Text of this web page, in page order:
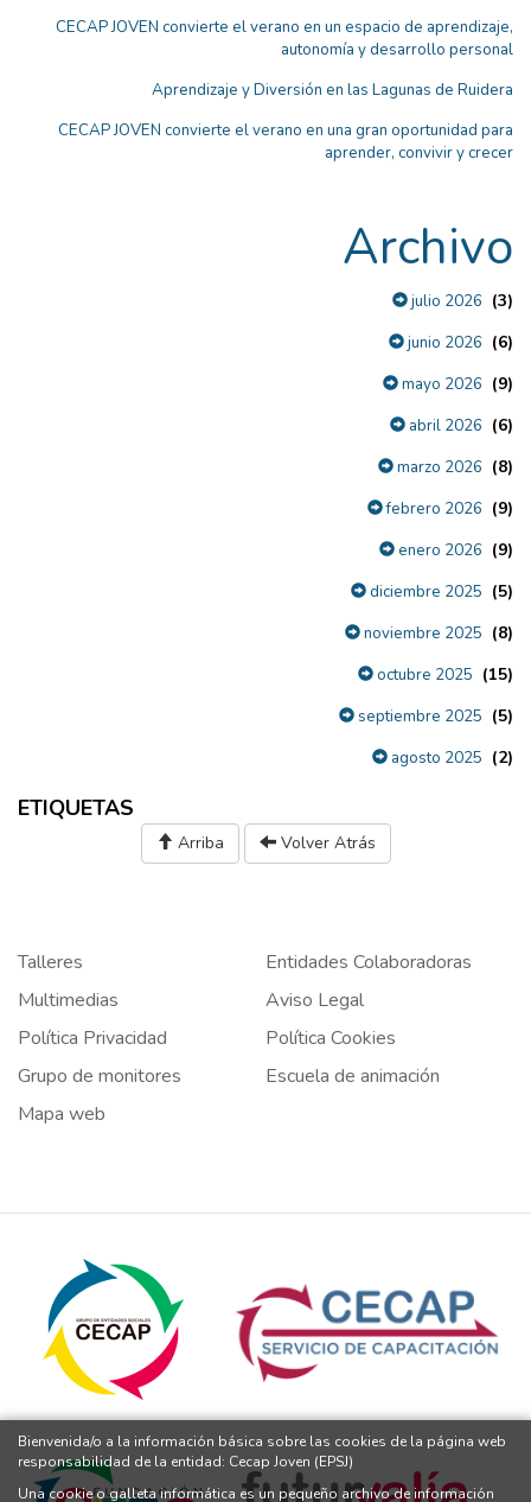
CECAP JOVEN convierte el verano en un espacio de aprendizaje,
autonomía y desarrollo personal
Aprendizaje y Diversión en las Lagunas de Ruidera
CECAP JOVEN convierte el verano en una gran oportunidad para
aprender, convivir y crecer
Archivo
julio 2026 (3)
junio 2026 (6)
mayo 2026 (9)
abril 2026 (6)
marzo 2026 (8)
febrero 2026 (9)
enero 2026 (9)
diciembre 2025 (5)
noviembre 2025 (8)
octubre 2025 (15)
septiembre 2025 (5)
agosto 2025 (2)
ETIQUETAS
Arriba Volver Atrás
Talleres
Entidades Colaboradoras
Multimedias
Aviso Legal
Política Privacidad
Política Cookies
Grupo de monitores
Escuela de animación
Mapa web
Bienvenida/o a la información básica sobre las cookies de la página web
responsabilidad de la entidad: Cecap Joven (EPSJ)
Una cookie o galleta informática es un pequeño archivo de información